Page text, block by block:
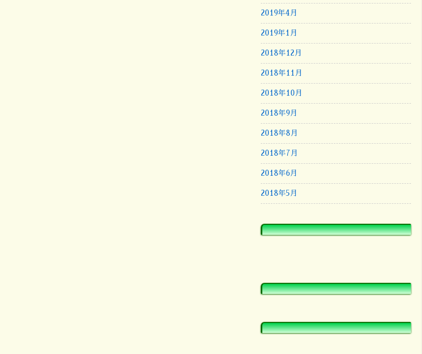
2019年4月
2019年1月
2018年12月
2018年11月
2018年10月
2018年9月
2018年8月
2018年7月
2018年6月
2018年5月